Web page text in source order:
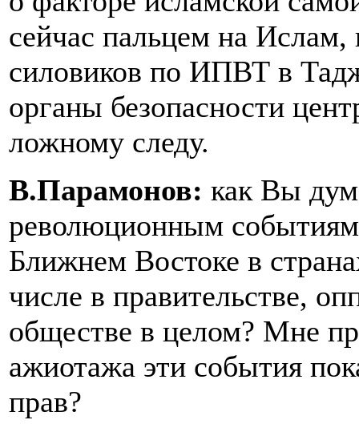
сейчас пальцем на Ислам,
силовиков по ИПВТ в
органы безопасности
ложному следу.
В.Парамонов: как Вы
революционным
Ближнем Востоке в
числе в правительстве,
обществе в целом? Мне
ажиотажа эти события
прав?